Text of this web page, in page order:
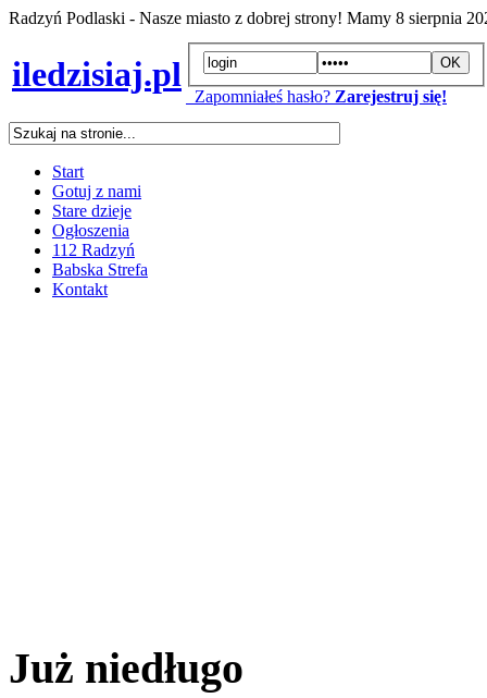
Radzyń Podlaski - Nasze miasto z dobrej strony! Mamy 8 sierpnia
iledzisiaj.pl
Zapomniałeś hasło? Zarejestruj się!
Start
Gotuj z nami
Stare dzieje
Ogłoszenia
112 Radzyń
Babska Strefa
Kontakt
Już niedługo